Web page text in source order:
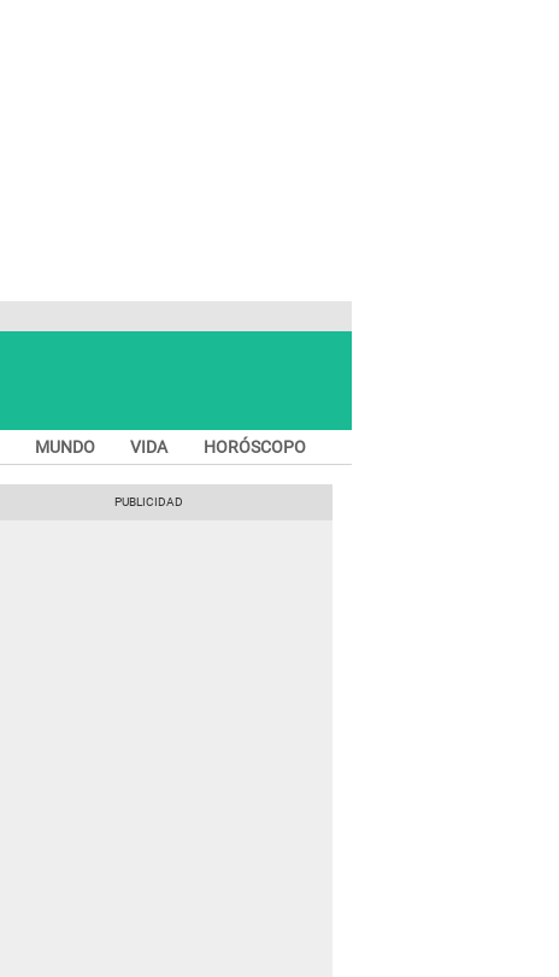
MUNDO VIDA HORÓSCOPO